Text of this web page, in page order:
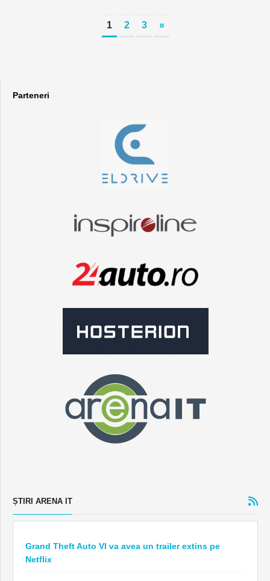
1 2 3 »
Parteneri
ȘTIRI ARENA IT
Grand Theft Auto VI va avea un trailer extins pe
Netflix